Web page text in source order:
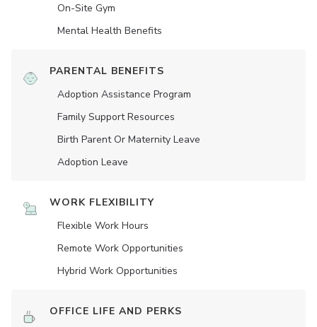
On-Site Gym
Mental Health Benefits
PARENTAL BENEFITS
Adoption Assistance Program
Family Support Resources
Birth Parent Or Maternity Leave
Adoption Leave
WORK FLEXIBILITY
Flexible Work Hours
Remote Work Opportunities
Hybrid Work Opportunities
OFFICE LIFE AND PERKS